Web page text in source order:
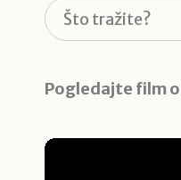
Pretraga
Pogledajte film